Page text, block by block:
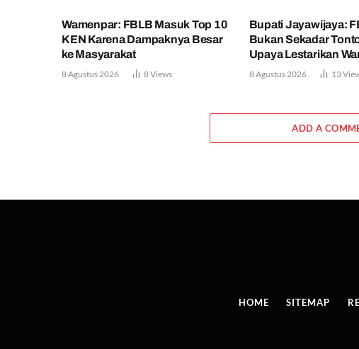
Wamenpar: FBLB Masuk Top 10
KEN Karena Dampaknya Besar
ke Masyarakat
8 Agustus 2026 8Views
Bupati Jayawijaya:
Bukan Sekadar
Upaya Lestarikan
8 Agustus 2026 13
ADD A
HOME SITEMAP